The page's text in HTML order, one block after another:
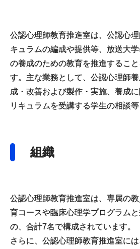
公認心理師教育推進室は、公認心
キュラムの編成や提供等、放送大
の養成のための教育を推進するこ
す。主な業務として、公認心理師
成・改善および製作・実施、養成
リキュラムを受講する学生の相談等
組織
公認心理師教育推進室は、専属の
育コースや臨床心理学プログラム
の、合計7名で構成されています。
さらに、公認心理師教育推進室に